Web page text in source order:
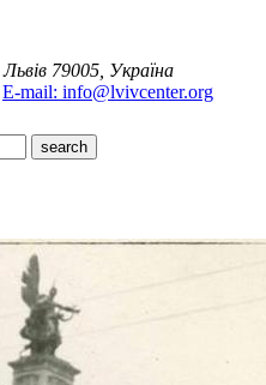
Львів 79005, Україна
E-mail: info@lvivcenter.org
search